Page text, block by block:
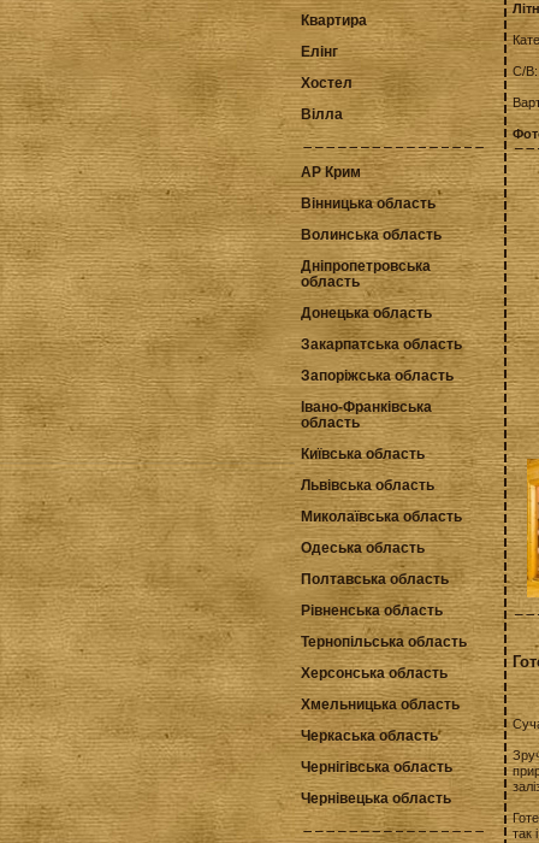
Квартира
Елінг
Хостел
Вілла
АР Крим
Вінницька область
Волинська область
Дніпропетровська
область
Донецька область
Закарпатська область
Запоріжська область
Івано-Франківська
область
Київська область
Львівська область
Миколаївська область
Одеська область
Полтавська область
Рівненська область
Тернопільська область
Херсонська область
Хмельницька область
Черкаська область
Чернігівська область
Чернівецька область
С/
так